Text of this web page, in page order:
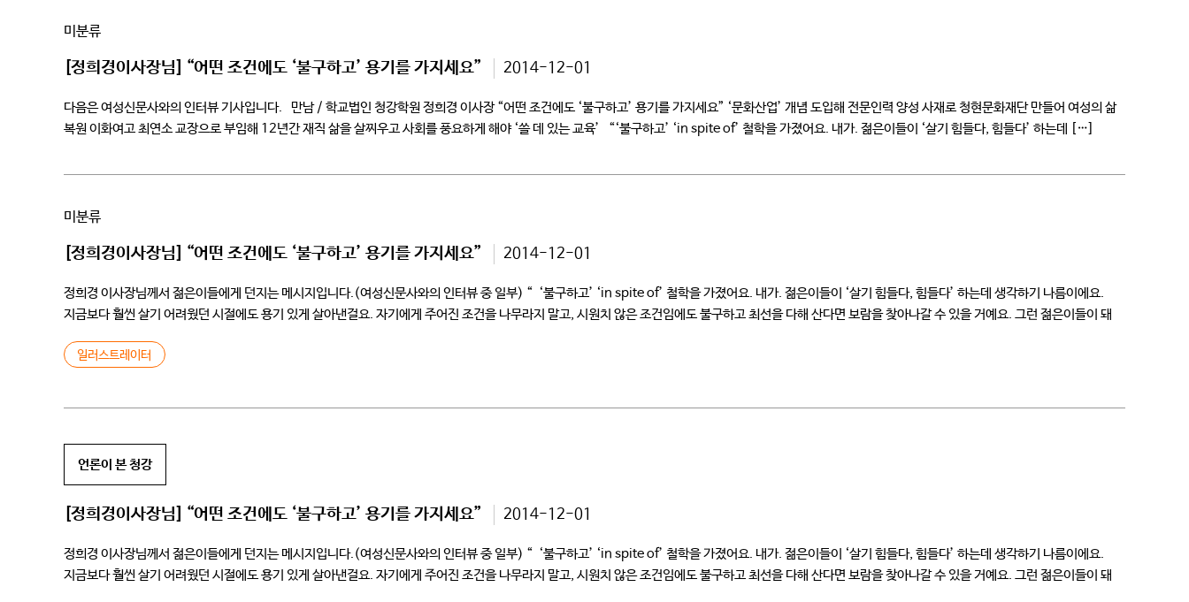
미분류
[정희경이사장님] “어떤 조건에도 ‘불구하고’ 용기를 가지세요” 2014-12-01
다음은 여성신문사와의 인터뷰 기사입니다. 만남 / 학교법인 청강학원 정희경 이사장 “어떤 조건에도 ‘불구하고’ 용기를 가지세요” ‘문화산업’ 개념 도입해 전문인력 양성 사재로 청현문화재단 만들어 여성의 삶
복원 이화여고 최연소 교장으로 부임해 12년간 재직 삶을 살찌우고 사회를 풍요하게 해야 ‘쓸 데 있는 교육’ “‘불구하고’ ‘in spite of’ 철학을 가졌어요. 내가. 젊은이들이 ‘살기 힘들다, 힘들다’ 하는데 […]
미분류
[정희경이사장님] “어떤 조건에도 ‘불구하고’ 용기를 가지세요” 2014-12-01
정희경 이사장님께서 젊은이들에게 던지는 메시지입니다.(여성신문사와의 인터뷰 중 일부) “ ‘불구하고’ ‘in spite of’ 철학을 가졌어요. 내가. 젊은이들이 ‘살기 힘들다, 힘들다’ 하는데 생각하기 나름이에요.
지금보다 훨씬 살기 어려웠던 시절에도 용기 있게 살아낸걸요. 자기에게 주어진 조건을 나무라지 말고, 시원치 않은 조건임에도 불구하고 최선을 다해 산다면 보람을 찾아나갈 수 있을 거예요. 그런 젊은이들이 돼
일러스트레이터
언론이 본 청강
[정희경이사장님] “어떤 조건에도 ‘불구하고’ 용기를 가지세요” 2014-12-01
정희경 이사장님께서 젊은이들에게 던지는 메시지입니다.(여성신문사와의 인터뷰 중 일부) “ ‘불구하고’ ‘in spite of’ 철학을 가졌어요. 내가. 젊은이들이 ‘살기 힘들다, 힘들다’ 하는데 생각하기 나름이에요.
지금보다 훨씬 살기 어려웠던 시절에도 용기 있게 살아낸걸요. 자기에게 주어진 조건을 나무라지 말고, 시원치 않은 조건임에도 불구하고 최선을 다해 산다면 보람을 찾아나갈 수 있을 거예요. 그런 젊은이들이 돼